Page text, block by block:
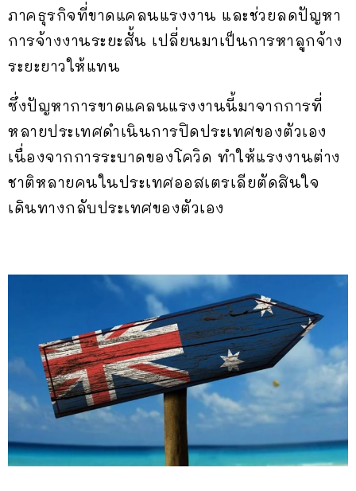
ภาคธุรกิจที่ขาดแคลนแรงงาน และช่วยลดปัญหา
การจ้างงานระยะสั้น เปลี่ยนมาเป็นการหาลูกจ้าง
ระยะยาวให้แทน
ซึ่งปัญหาการขาดแคลนแรงงานนี้มาจากการที่
หลายประเทศดำเนินการปิดประเทศของตัวเอง
เนื่องจากการระบาดของโควิด ทำให้แรงงานต่าง
ชาติหลายคนในประเทศออสเตรเลียตัดสินใจ
เดินทางกลับประเทศของตัวเอง